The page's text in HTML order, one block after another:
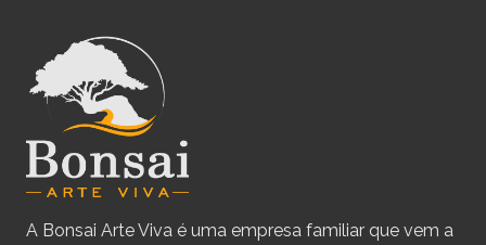
A Bonsai Arte Viva é uma empresa familiar que vem a